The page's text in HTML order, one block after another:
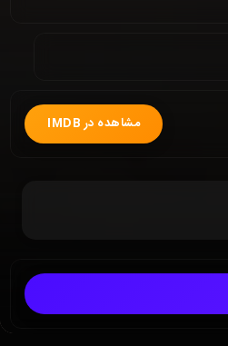
مشاهده در IMDB